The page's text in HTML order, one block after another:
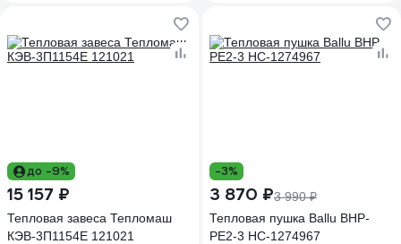
до -9%
15 157 ₽
Тепловая завеса Тепломаш
КЭВ-3П1154E 121021
-3%
3 870 ₽3 990 ₽
Тепловая пушка Ballu BHP-
PE2-3 НС-1274967